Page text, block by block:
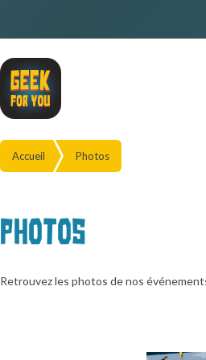
Accueil Photos
Photos
Retrouvez les photos de nos